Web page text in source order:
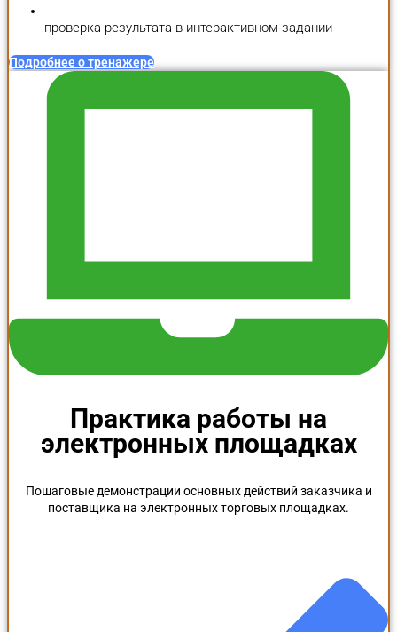
проверка результата в интерактивном задании
Подробнее о тренажере
Практика работы на
электронных площадках
Пошаговые демонстрации основных действий заказчика и
поставщика на электронных торговых площадках.